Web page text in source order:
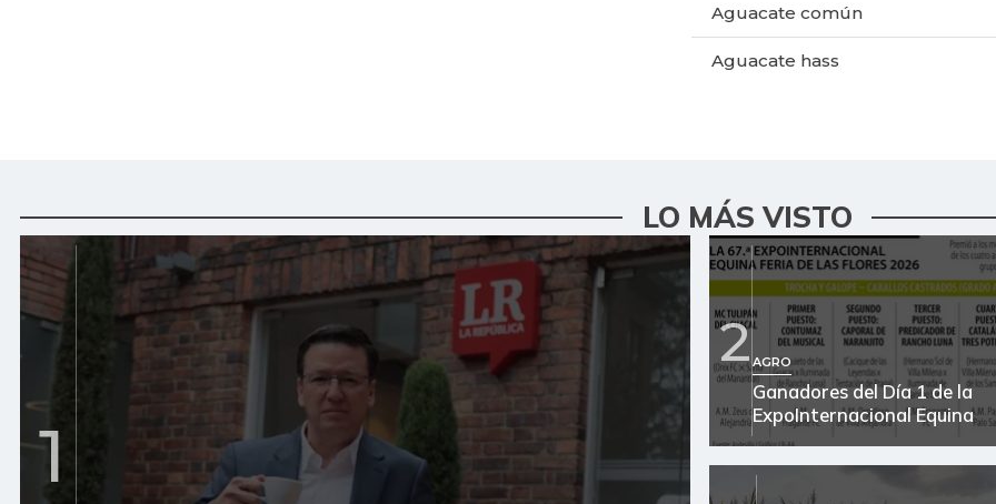
Aguacate común
Aguacate hass
Ahuyamín
Ajo
Ají dulce
Ají topito dulce
Alas de pollo sin costillar
Almejas con concha
Almejas sin concha
LO MÁS VISTO
1
2AGRO
Ganadores del Día 1 de la
ExpoInternacional Equina